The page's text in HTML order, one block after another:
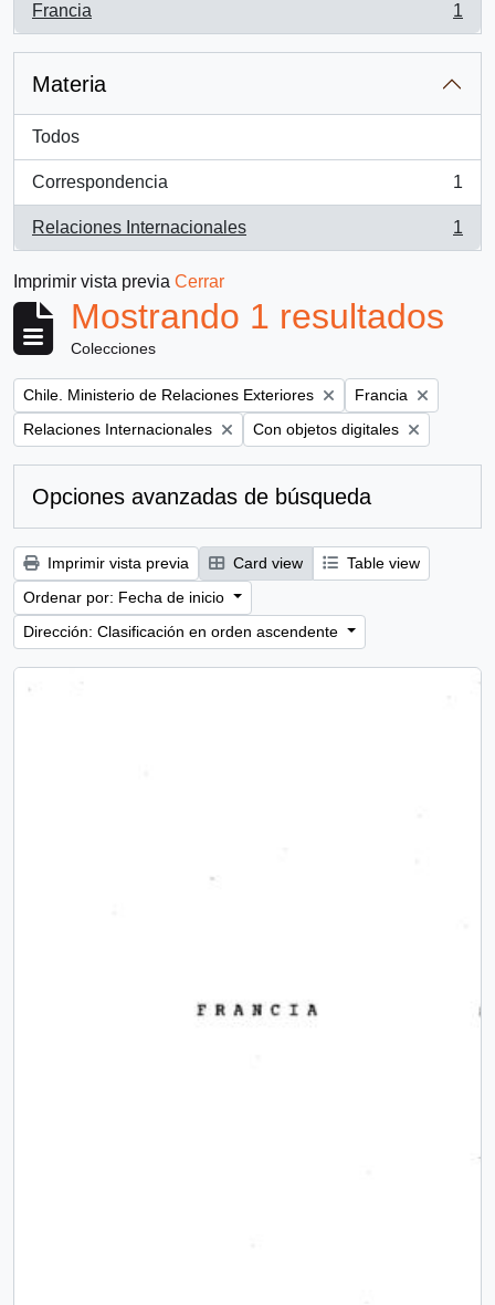
Francia
, 1 resultados
1
Materia
Todos
Correspondencia
, 1 resultados
1
Relaciones Internacionales
, 1 resultados
1
Imprimir vista previa Cerrar
Mostrando 1 resultados
Colecciones
Remove filter:
Chile. Ministerio de Relaciones Exteriores Remove filter:
Francia
Remove filter:
Relaciones Internacionales Remove filter:
Con objetos digitales
Opciones avanzadas de búsqueda
Imprimir vista previa Card view
Table view
Ordenar por: Fecha de inicio
Dirección: Clasificación en orden ascendente